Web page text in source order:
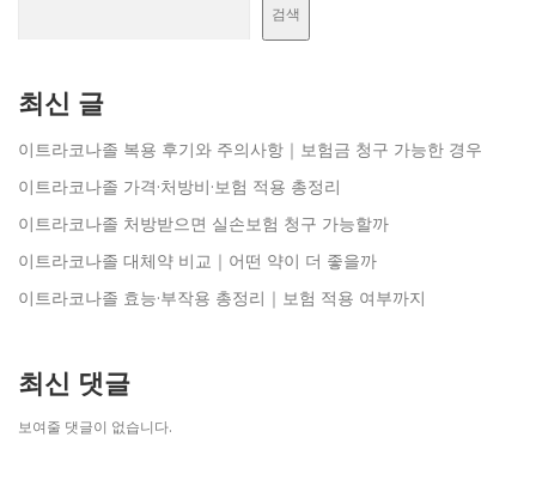
검색
최신 글
이트라코나졸 복용 후기와 주의사항｜보험금 청구 가능한 경우
이트라코나졸 가격·처방비·보험 적용 총정리
이트라코나졸 처방받으면 실손보험 청구 가능할까
이트라코나졸 대체약 비교｜어떤 약이 더 좋을까
이트라코나졸 효능·부작용 총정리｜보험 적용 여부까지
최신 댓글
보여줄 댓글이 없습니다.